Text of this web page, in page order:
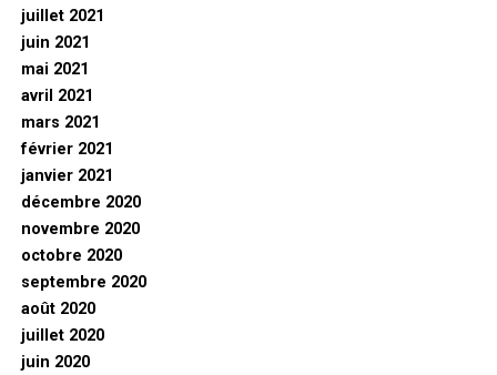
juillet 2021
juin 2021
mai 2021
avril 2021
mars 2021
février 2021
janvier 2021
décembre 2020
novembre 2020
octobre 2020
septembre 2020
août 2020
juillet 2020
juin 2020